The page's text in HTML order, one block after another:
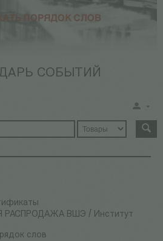
СОБЫТИЙ
ВШЭ / Институт
слов